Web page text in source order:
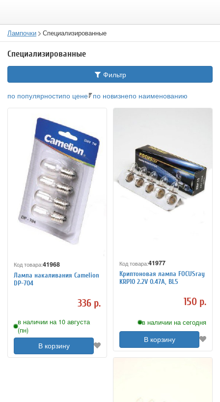
Лампочки Специализированные
Специализированные
Фильтр
по популярностипо цене по новизнепо наименованию
Код товара:41968
Лампа накаливания Camelion
DP-704
336 р.
в наличии на 10 августа
(пн)
В корзину
Код товара:41977
Криптоновая лампа FOCUSray
KRP10 2.2V 0.47A, BL5
150 р.
в наличии на сегодня
В корзину